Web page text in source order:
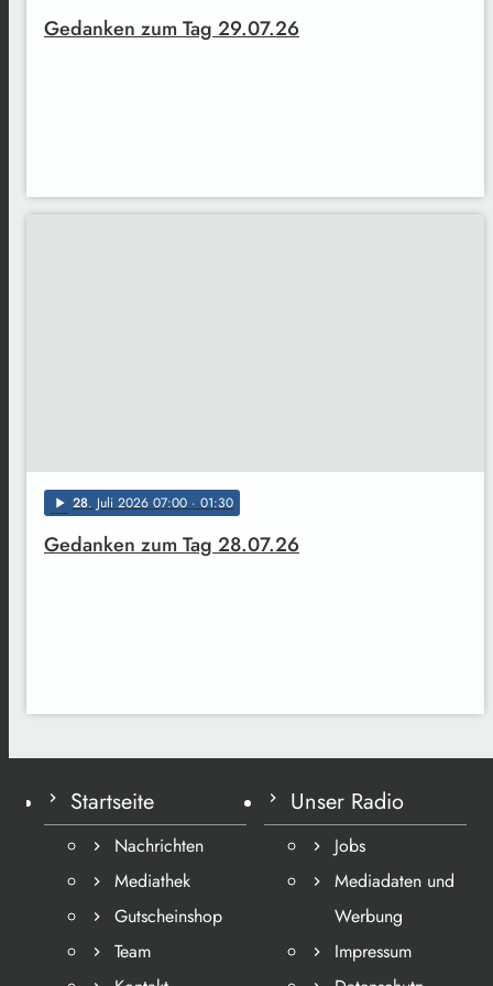
Gedanken zum Tag 29.07.26
play_arrow 28. Juli 2026 07:00 · 01:30
Gedanken zum Tag 28.07.26
Startseite
Nachrichten
Mediathek
Gutscheinshop
Team
Unser Radio
Jobs
Mediadaten und
Werbung
Impressum